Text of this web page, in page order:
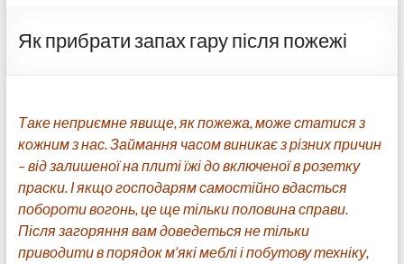
Як прибрати запах гару після пожежі
Таке неприємне явище, як пожежа, може статися з
кожним з нас. Займання часом виникає з різних причин
– від залишеної на плиті їжі до включеної в розетку
праски. І якщо господарям самостійно вдасться
побороти вогонь, це ще тільки половина справи.
Після загоряння вам доведеться не тільки
приводити в порядок м’які меблі і побутову техніку,